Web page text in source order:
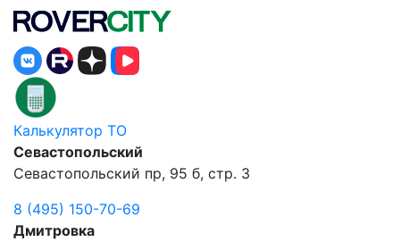
Калькулятор ТО
Севастопольский
Севастопольский пр, 95 б, стр. 3
8 (495) 150-70-69
Дмитровка